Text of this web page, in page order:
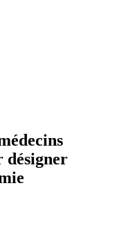
désigner